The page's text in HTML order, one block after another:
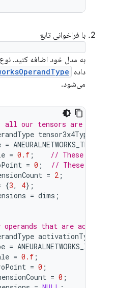
با فراخوانی تابع
به مدل خود اضافه کنید. نوع
داده
می‌شود.
all our tensors are
tensor3x4Type
=
= 0.f ;
// These fields
= 0 ;
// These fields
= 2 ;
{3, 4};
= dims ;
operands that are
activationType
= ANEURALNETWORKS_INT32
= 0.f ;
= 0 ;
= 0 ;